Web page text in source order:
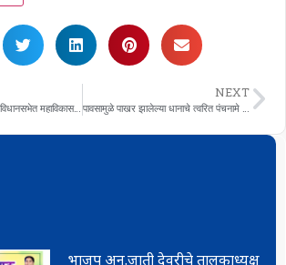
संपादकीय: आता आमगाव विधानसभेत महाविकास आघाडीची कसोटी ; उमेदवारांचा हलबी समाजाच्या मतांवर डोळा
NEXT
पावसामुळे पाखर झालेल्या धानाचे त्वरित पंचनामे करा: अध्यक्षा तितराम
भाजप अनु.जाती देवरीचे तालुकाध्यक्ष